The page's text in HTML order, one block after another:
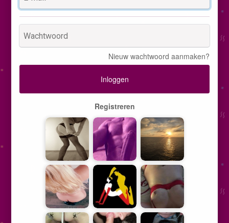
Nieuw wachtwoord aanmaken?
Inloggen
Registreren